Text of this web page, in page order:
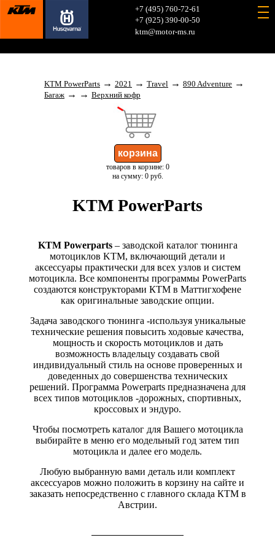
+7 (495) 760-72-61
+7 (925) 390-00-50
ktm@motor-ms.ru
KTM PowerParts → 2021 → Travel → 890 Adventure →
Багаж → → Верхний кофр
товаров в корзине: 0
на сумму: 0 руб.
KTM PowerParts
KTM Powerparts– заводской каталог тюнинга
мотоциклов KTM, включающий детали и
аксессуары практически для всех узлов и систем
мотоцикла. Все компоненты программы PowerParts
создаются конструкторами КТМ в Маттигхофене
как оригинальные заводские опции.
Задача заводского тюнинга -используя уникальные
технические решения повысить ходовые качества,
мощность и скорость мотоциклов и дать
возможность владельцу создавать свой
индивидуальный стиль на основе проверенных и
доведенных до совершенства технических
решений. Программа Powerparts предназначена для
всех типов мотоциклов -дорожных, спортивных,
кроссовых и эндуро.
Чтобы посмотреть каталог для Вашего мотоцикла
выбирайте в меню его модельный год затем тип
мотоцикла и далее его модель.
Любую выбранную вами деталь или комплект
аксессуаров можно положить в корзину на сайте и
заказать непосредственно с главного склада КТМ в
Австрии.